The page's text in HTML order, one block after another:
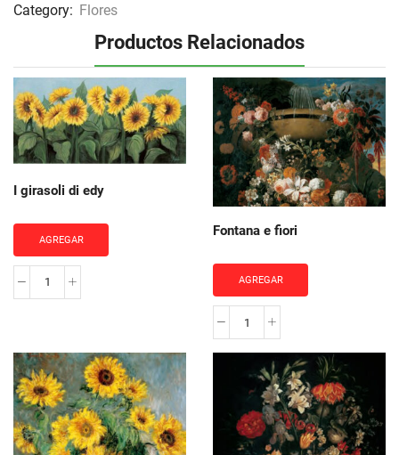
Category: Flores
Productos Relacionados
I girasoli di edy
AGREGAR
I
edy
cantidad
Fontana e fiori
AGREGAR
Fontana
e
fiori
cantidad